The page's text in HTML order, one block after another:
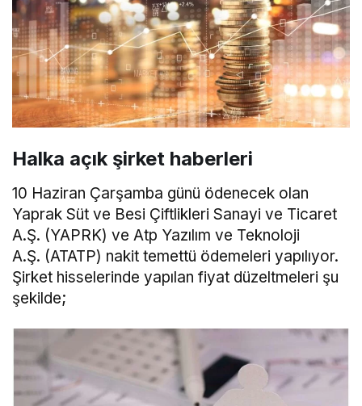
Halka açık şirket haberleri
10 Haziran Çarşamba günü ödenecek olan
Yaprak Süt ve Besi Çiftlikleri Sanayi ve Ticaret
A.Ş. (YAPRK) ve Atp Yazılım ve Teknoloji
A.Ş. (ATATP) nakit temettü ödemeleri yapılıyor.
Şirket hisselerinde yapılan fiyat düzeltmeleri şu
şekilde;